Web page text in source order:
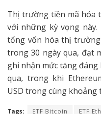
Thị trường tiền mã hóa
với những kỳ vọng này.
tổng vốn hóa thị
trong 30 ngày qua, đạt
ghi nhận mức tăng đáng
qua, trong khi
USD trong cùng khoảng
Tags: ETF Bitcoin ETF